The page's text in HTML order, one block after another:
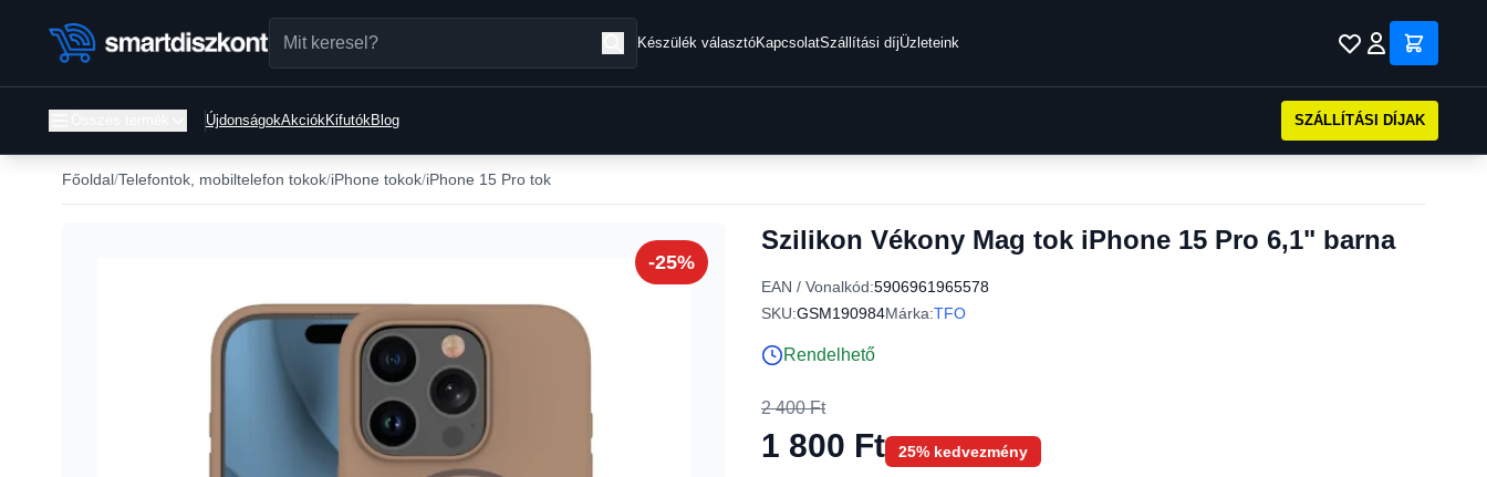
Készülék választóKapcsolatSzállítási díjÜzleteink
ÚjdonságokAkciókKifutókBlog SZÁLLÍTÁSI DÍJAK
Főoldal Telefontok, mobiltelefon tokok iPhone tokok iPhone 15 Pro tok
-25%
Szilikon Vékony Mag tok iPhone 15 Pro 6,1" barna
EAN / Vonalkód:5906961965578
SKU:GSM190984Márka:TFO
Rendelhető
2 400 Ft
1 800 Ft 25% kedvezmény